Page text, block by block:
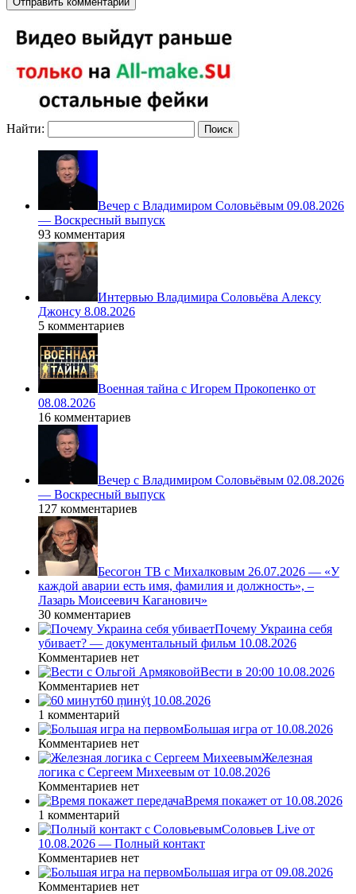
Найти:
Вечер с Владимиром Соловьёвым 09.08.2026
— Воскресный выпуск
93 комментария
Интервью Владимира Соловьёва Алексу
Джонсу 8.08.2026
5 комментариев
Военная тайна с Игорем Прокопенко от
08.08.2026
16 комментариев
Вечер с Владимиром Соловьёвым 02.08.2026
— Воскресный выпуск
127 комментариев
Бесогон ТВ с Михалковым 26.07.2026 — «У
каждой аварии есть имя, фамилия и должность», –
Лазарь Моисеевич Каганович»
30 комментариев
Почему Украина себя
убивает? — документальный фильм 10.08.2026
Комментариев нет
Вести в 20:00 10.08.2026
Комментариев нет
60 ṃинẏƫ 10.08.2026
1 комментарий
Большая игра от 10.08.2026
Комментариев нет
Железная
логика с Сергеем Михеевым от 10.08.2026
Комментариев нет
Время покажет от 10.08.2026
1 комментарий
Соловьев Live от
10.08.2026 — Полный контакт
Комментариев нет
Большая игра от 09.08.2026
Комментариев нет